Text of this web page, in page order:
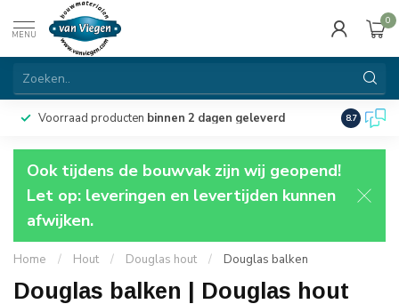
MENU
0
Voorraad producten binnen 2 dagen geleverd 8.7
Ook tijdens de bouwvak zijn wij geopend!
Let op: leveringen en levertijden kunnen
afwijken.
Home / Hout / Douglas hout / Douglas balken
Douglas balken | Douglas hout